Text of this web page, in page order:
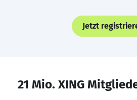
Jetzt
21 Mio. XING